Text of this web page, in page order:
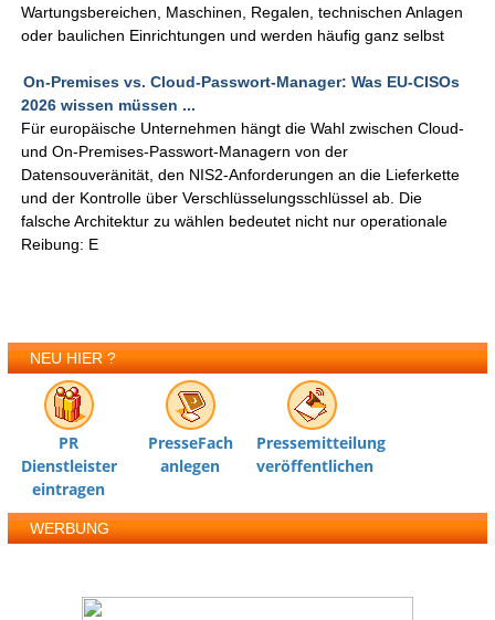
Wartungsbereichen, Maschinen, Regalen, technischen Anlagen
oder baulichen Einrichtungen und werden häufig ganz selbst
On-Premises vs. Cloud-Passwort-Manager: Was EU-CISOs
2026 wissen müssen ...
Für europäische Unternehmen hängt die Wahl zwischen Cloud-
und On-Premises-Passwort-Managern von der
Datensouveränität, den NIS2-Anforderungen an die Lieferkette
und der Kontrolle über Verschlüsselungsschlüssel ab. Die
falsche Architektur zu wählen bedeutet nicht nur operationale
Reibung: E
NEU HIER ?
PR
Dienstleister
eintragen
PresseFach
anlegen
Pressemitteilung
veröffentlichen
WERBUNG